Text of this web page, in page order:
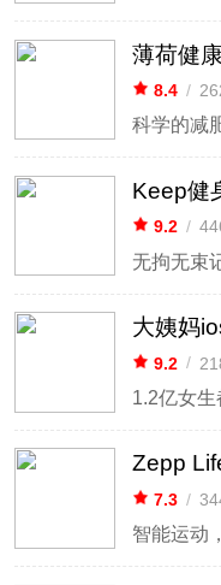
薄荷健
8.4 /
Keep健
9.2 /
无拘无束
大姨妈
9.2 /
Zepp
7.3 /
智能运动